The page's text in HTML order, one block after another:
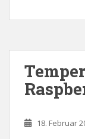
18. Februar